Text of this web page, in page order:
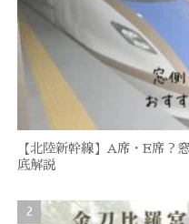
【北陸新幹線】A席・E席？
底解説